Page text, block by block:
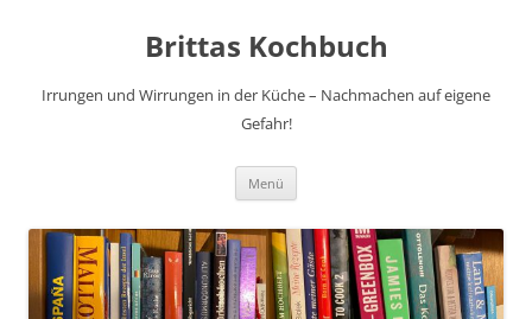
Brittas Kochbuch
Irrungen und Wirrungen in der Küche – Nachmachen auf eigene
Gefahr!
Menü